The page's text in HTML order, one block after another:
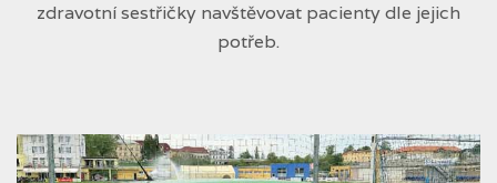
zdravotní sestřičky navštěvovat pacienty dle jejich
potřeb.